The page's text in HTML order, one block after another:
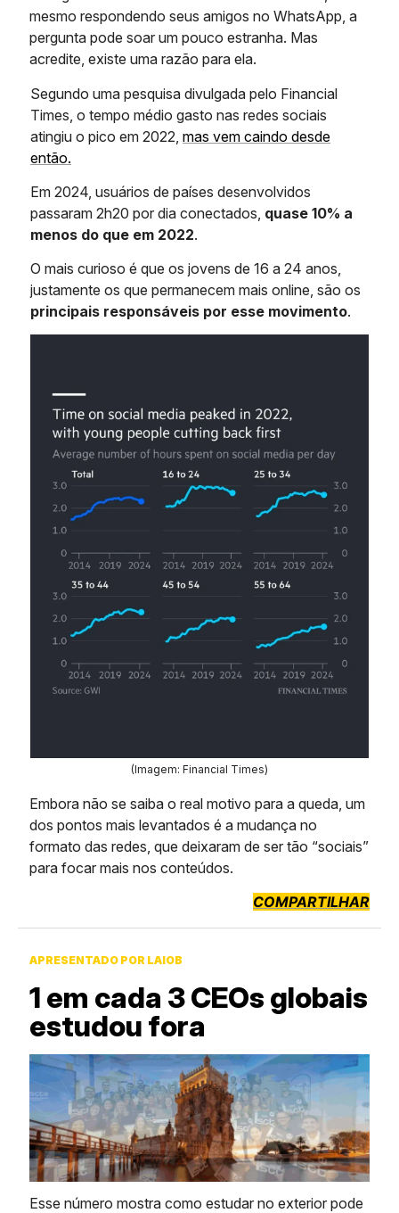
mesmo respondendo seus amigos no WhatsApp, a
pergunta pode soar um pouco estranha. Mas
acredite, existe uma razão para ela.
Segundo uma pesquisa divulgada pelo Financial
Times, o tempo médio gasto nas redes sociais
atingiu o pico em 2022, mas vem caindo desde
então.
Em 2024, usuários de países desenvolvidos
passaram 2h20 por dia conectados, quase 10% a
menos do que em 2022.
O mais curioso é que os jovens de 16 a 24 anos,
justamente os que permanecem mais online, são os
principais responsáveis por esse movimento.
(Imagem: Financial Times)
Embora não se saiba o real motivo para a queda, um
dos pontos mais levantados é a mudança no
formato das redes, que deixaram de ser tão “sociais”
para focar mais nos conteúdos.
COMPARTILHAR
APRESENTADO POR LAIOB
1 em cada 3 CEOs globais
estudou fora
Esse número mostra como estudar no exterior pode